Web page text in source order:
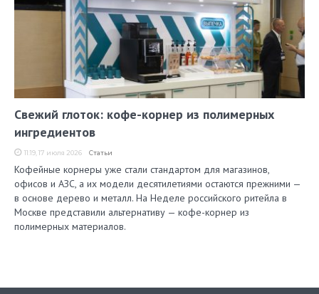
Свежий глоток: кофе-корнер из полимерных
ингредиентов
11:19, 17 июля 2026 Статьи
Кофейные корнеры уже стали стандартом для магазинов,
офисов и АЗС, а их модели десятилетиями остаются прежними —
в основе дерево и металл. На Неделе российского ритейла в
Москве представили альтернативу — кофе-корнер из
полимерных материалов.